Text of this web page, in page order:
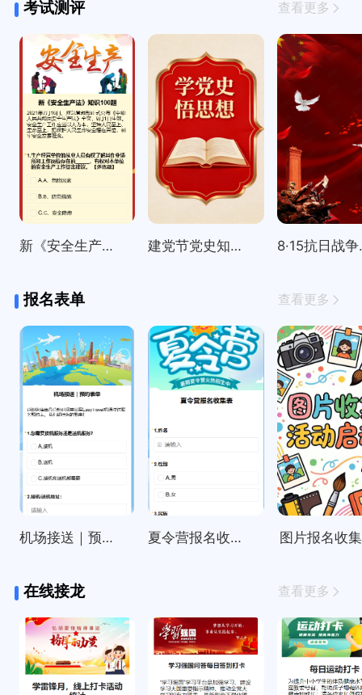
考试测评 查看更多
新《安全生产法》知识100题 建党节党史知识精选100题 8·15
报名表单 查看更多
机场接送｜预约表单 夏令营报名收集表 图片报名收
在线接龙 查看更多